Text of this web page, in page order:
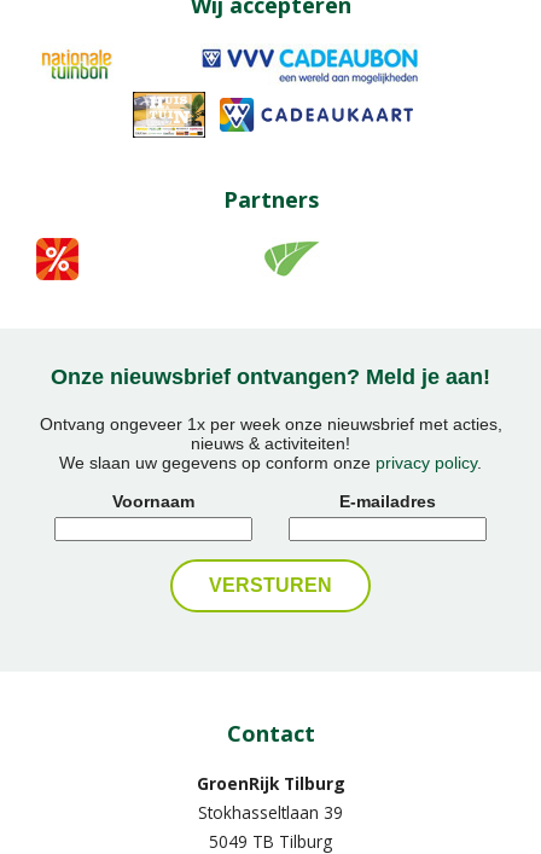
Partners
Onze nieuwsbrief ontvangen? Meld je aan!
Ontvang ongeveer 1x per week onze nieuwsbrief met acties,
nieuws & activiteiten!
We slaan uw gegevens op conform onze privacy policy.
Voornaam
E-mailadres
Contact
GroenRijk Tilburg
Stokhasseltlaan 39
5049 TB Tilburg